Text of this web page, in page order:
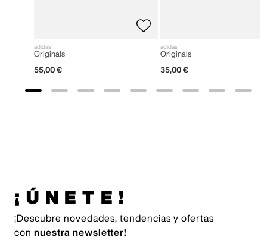
adidas
Originals
55,00 €
adidas
Originals
35,00 €
¡ÚNETE!
¡Descubre novedades, tendencias y ofertas
con nuestra newsletter!